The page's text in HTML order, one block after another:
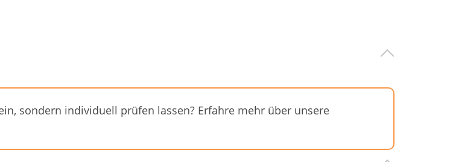
sondern individuell prüfen lassen? Erfahre mehr über unsere